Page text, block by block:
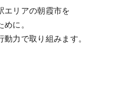
エリアの朝霞市を
に。
力で取り組みます。